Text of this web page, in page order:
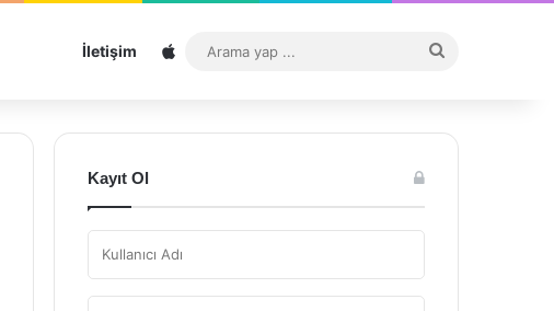
İletişim Sitemap
...
Kayıt Ol